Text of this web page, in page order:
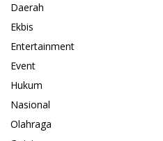
Daerah
Ekbis
Entertainment
Event
Hukum
Nasional
Olahraga